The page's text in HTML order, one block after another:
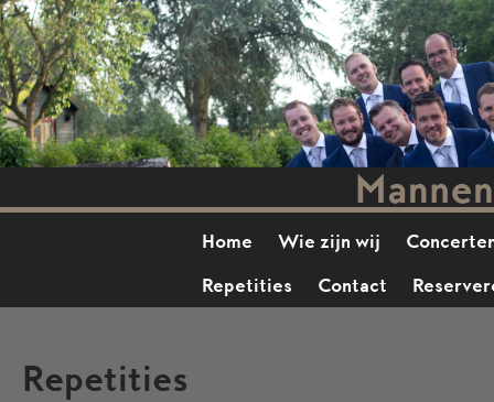
Home Wie zijn wij
Repetities
Contact
Repetities